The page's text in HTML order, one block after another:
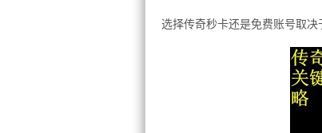
选择传奇秒卡还是免费账号取决